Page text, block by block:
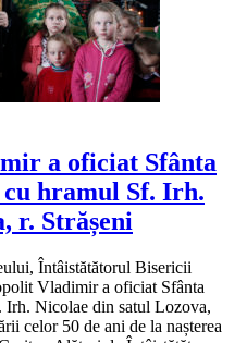
a oficiat Sfânta
hramul Sf. Irh.
r. Strășeni
Întâistătătorul Bisericii
Vladimir a oficiat Sfânta
Nicolae din satul Lozova,
celor 50 de ani de la nașterea